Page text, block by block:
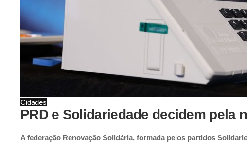
Cidades
PRD e Solidariedade decidem pela
A federação Renovação Solidária, formada pelos partidos